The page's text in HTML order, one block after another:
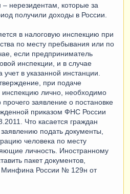
нерезидентам, которые за
получили доходы в России.
в налоговую инспекцию при
по месту пребывания или по
если предприниматель
инспекции, и в случае
учет в указанной инстанции.
при подаче
инспекцию лично, необходимо
заявление о постановке
приказом ФНС России
Что касается граждан
подать документы,
человека по месту
личность. Иностранному
пакет документов,
Минфина России № 129н от